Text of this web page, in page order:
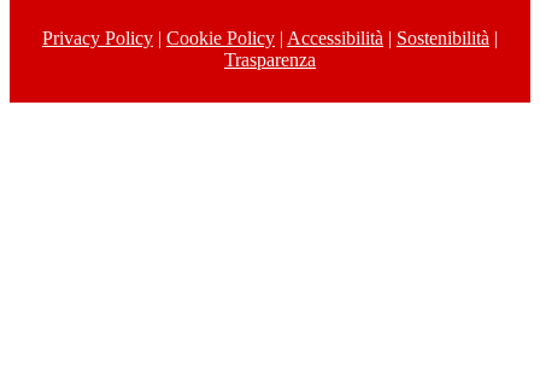
Privacy Policy | Cookie Policy | Accessibilità | Sostenibilità |
Trasparenza